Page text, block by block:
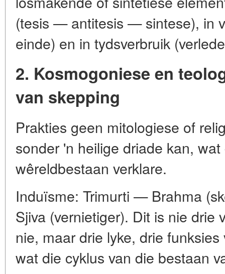
(tesis — antitesis — sintese), in
einde) en in tydsverbruik
2. Kosmogoniese en
van skepping
Prakties geen mitologiese of
sonder 'n heilige driade kan,
wêreldbestaan verklare.
Induïsme: Trimurti — Brahma
Sjiva (vernietiger). Dit is nie drie
nie, maar drie lyke, drie
wat die cyklus van die bestaan